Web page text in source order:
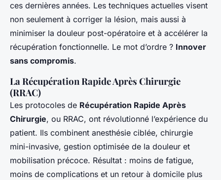
ces dernières années. Les techniques actuelles visent
non seulement à corriger la lésion, mais aussi à
minimiser la douleur post-opératoire et à accélérer la
récupération fonctionnelle. Le mot d’ordre ? Innover
sans compromis.
La Récupération Rapide Après Chirurgie
(RRAC)
Les protocoles de Récupération Rapide Après
Chirurgie, ou RRAC, ont révolutionné l’expérience du
patient. Ils combinent anesthésie ciblée, chirurgie
mini-invasive, gestion optimisée de la douleur et
mobilisation précoce. Résultat : moins de fatigue,
moins de complications et un retour à domicile plus